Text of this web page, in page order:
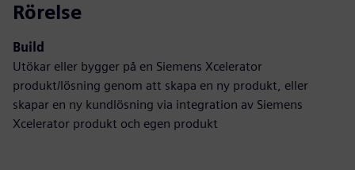
Rörelse
Build
Utökar eller bygger på en Siemens Xcelerator
produkt/lösning genom att skapa en ny produkt, eller
skapar en ny kundlösning via integration av Siemens
Xcelerator produkt och egen produkt